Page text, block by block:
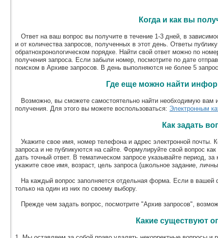
Когда и как вы
Ответ на ваш вопрос вы получите в течение 1-3 дней, в
и от количества запросов, полученных в этот день. Ответы
обратнохронологическом порядке. Найти свой ответ можно по
получения запроса. Если забыли номер, посмотрите по дате
поиском в Архиве запросов. В день выполняются не более 5
Где еще можно найти
Возможно, вы сможете самостоятельно найти необходимую
получения. Для этого вы можете воспользоваться: Электронным
Как задать
Укажите свое имя, номер телефона и адрес электронной почты.
запроса и не публикуются на сайте. Формулируйте свой вопрос
дать точный ответ. В тематическом запросе указывайте период,
укажите свое имя, возраст, цель запроса (школьное задание,
На каждый вопрос заполняется отдельная форма. Если в вашей
только на один из них по своему выбору.
Прежде чем задать вопрос, посмотрите "Архив запросов",
Какие существуют